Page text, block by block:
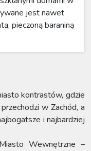
jest nawet
pieczoną baraniną
kontrastów, gdzie
w Zachód, a
i najbardziej
Wewnętrzne –